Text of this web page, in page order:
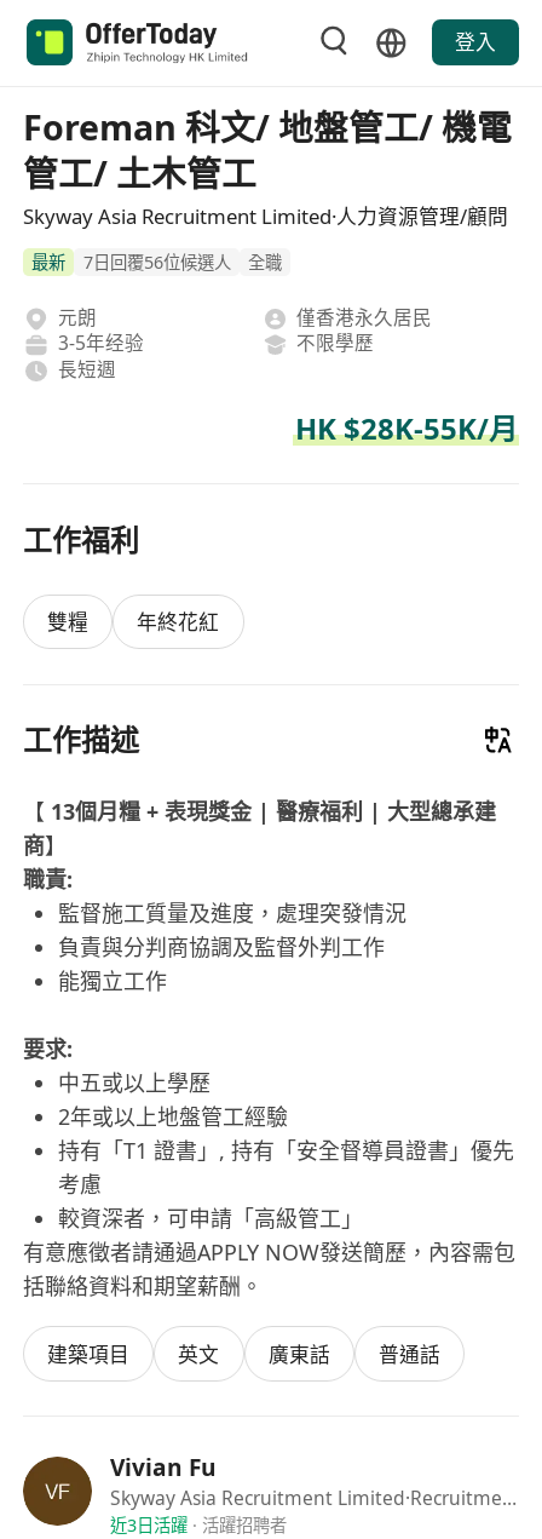
登入
Foreman 科文/ 地盤管工/ 機電
管工/ 土木管工
Skyway Asia Recruitment Limited·人力資源管理/顧問
最新 7日回覆56位候選人 全職
元朗
僅香港永久居民
3-5年经验
不限學歷
長短週
HK $28K-55K/月
工作福利
雙糧 年終花紅
工作描述
【 13個月糧 + 表現獎金 | 醫療福利 | 大型總承建
商】
職責:
監督施工質量及進度，處理突發情況
負責與分判商協調及監督外判工作
能獨立工作
要求:
中五或以上學歷
2年或以上地盤管工經驗
持有「T1 證書」, 持有「安全督導員證書」優先
考慮
較資深者，可申請「高級管工」
有意應徵者請通過APPLY NOW發送簡歷，內容需包
括聯絡資料和期望薪酬。
建築項目 英文 廣東話 普通話
Vivian Fu
Skyway Asia Recruitment Limited·Recruitment Consultant
近3日活躍· 活躍招聘者